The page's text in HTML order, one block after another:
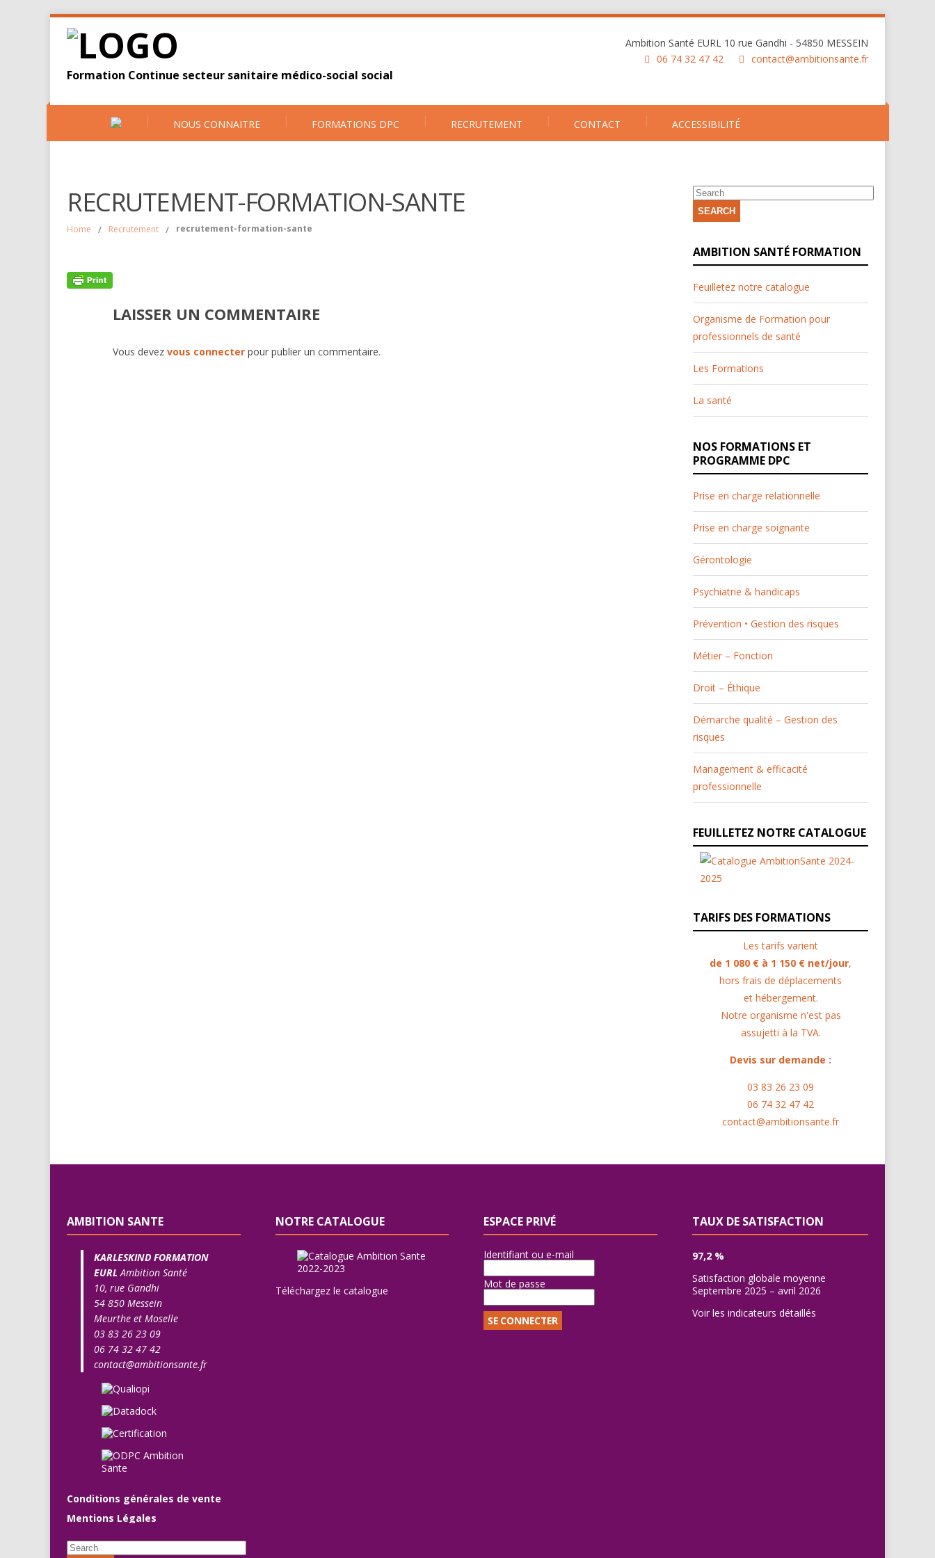
Formation Continue secteur sanitaire médico-social social
Ambition Santé EURL 10 rue Gandhi - 54850 MESSEIN
06 74 32 47 42
contact@ambitionsante.fr
NOUS CONNAITRE FORMATIONS DPC RECRUTEMENT CONTACT ACCESSIBILITÉ
RECRUTEMENT-FORMATION-SANTE
Home / Recrutement / recrutement-formation-sante
LAISSER UN COMMENTAIRE
Vous devez vous connecter pour publier un commentaire.
SEARCH
AMBITION SANTÉ FORMATION
Feuilletez notre catalogue
Organisme de Formation pour
professionnels de santé
Les Formations
La santé
NOS FORMATIONS ET
PROGRAMME DPC
Prise en charge relationnelle
Prise en charge soignante
Gérontologie
Psychiatrie & handicaps
Prévention • Gestion des risques
Métier – Fonction
Droit – Éthique
Démarche qualité – Gestion des
risques
Management & efficacité
professionnelle
FEUILLETEZ NOTRE CATALOGUE
TARIFS DES FORMATIONS
Les tarifs varient
de 1 080 € à 1 150 € net/jour,
hors frais de déplacements
et hébergement.
Notre organisme n'est pas
assujetti à la TVA.
Devis sur demande :
03 83 26 23 09
06 74 32 47 42
contact@ambitionsante.fr
AMBITION SANTE
KARLESKIND FORMATION
EURL Ambition Santé
10, rue Gandhi
54 850 Messein
Meurthe et Moselle
03 83 26 23 09
06 74 32 47 42
contact@ambitionsante.fr
Conditions générales de vente
Mentions Légales
NOTRE CATALOGUE
Téléchargez le catalogue
ESPACE PRIVÉ
Identifiant ou e-mail
Mot de passe
TAUX DE SATISFACTION
97,2 %
Satisfaction globale moyenne
Septembre 2025 – avril 2026
Voir les indicateurs détaillés